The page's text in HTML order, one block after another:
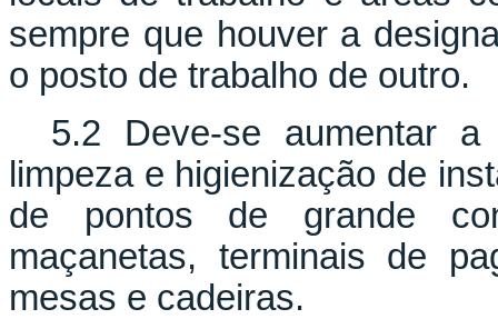
sempre que houver a
o posto de trabalho de outro.
5.2 Deve-se aumentar a
limpeza e higienização de
de pontos de grande
maçanetas, terminais de
mesas e cadeiras.